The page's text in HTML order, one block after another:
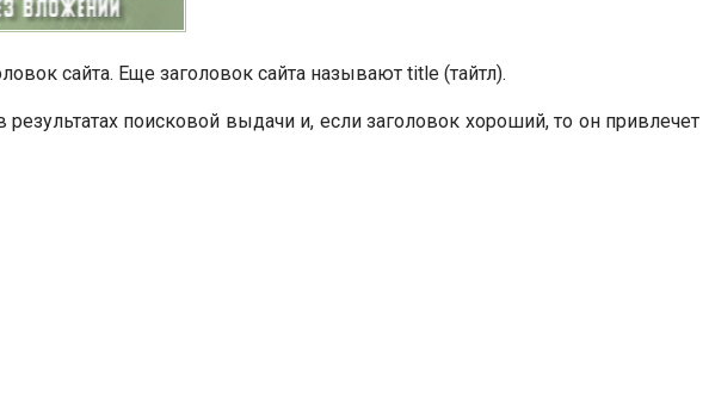
сайта. Еще заголовок сайта называют title (тайтл).
поисковой выдачи и, если заголовок хороший, то он привлечет